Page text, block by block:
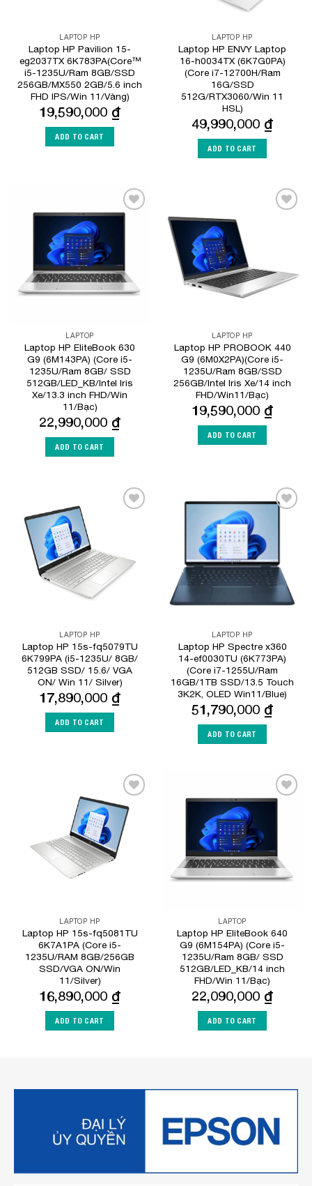
LAPTOP HP
Laptop HP Pavilion 15-
eg2037TX 6K783PA(Core™
i5-1235U/Ram 8GB/SSD
256GB/MX550 2GB/5.6 inch
FHD IPS/Win 11/Vàng)
19,590,000 ₫
ADD TO CART
LAPTOP HP
Laptop HP ENVY Laptop
16-h0034TX (6K7G0PA)
(Core i7-12700H/Ram
16G/SSD
512G/RTX3060/Win 11
HSL)
49,990,000 ₫
ADD TO CART
LAPTOP
Laptop HP EliteBook 630
G9 (6M143PA) (Core i5-
1235U/Ram 8GB/ SSD
512GB/LED_KB/Intel Iris
Xe/13.3 inch FHD/Win
11/Bạc)
22,990,000 ₫
ADD TO CART
LAPTOP HP
Laptop HP PROBOOK 440
G9 (6M0X2PA)(Core i5-
1235U/Ram 8GB/SSD
256GB/Intel Iris Xe/14 inch
FHD/Win11/Bạc)
19,590,000 ₫
ADD TO CART
LAPTOP HP
Laptop HP 15s-fq5079TU
6K799PA (i5-1235U/ 8GB/
512GB SSD/ 15.6/ VGA
ON/ Win 11/ Silver)
17,890,000 ₫
ADD TO CART
LAPTOP HP
Laptop HP Spectre x360
14-ef0030TU (6K773PA)
(Core i7-1255U/Ram
16GB/1TB SSD/13.5 Touch
3K2K, OLED Win11/Blue)
51,790,000 ₫
ADD TO CART
Add to
Wishlist
LAPTOP HP
Laptop HP 15s-fq5081TU
6K7A1PA (Core i5-
1235U/RAM 8GB/256GB
SSD/VGA ON/Win
11/Silver)
16,890,000 ₫
ADD TO CART
LAPTOP
Laptop HP EliteBook 640
G9 (6M154PA) (Core i5-
1235U/Ram 8GB/ SSD
512GB/LED_KB/14 inch
FHD/Win 11/Bạc)
22,090,000 ₫
ADD TO CART